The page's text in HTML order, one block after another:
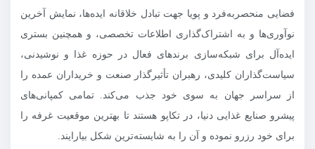
فضایی منحصربه‌فرد و پویا جهت تبادل خلاقانه ایده‌ها، نمایش آخرین
نوآوری‌ها و به اشتراک‌گذاری اطلاعات تخصصی، و همچنین بستری
ایده‌آل برای شبکه‌سازی برندهای فعال در حوزه غذا و نوشیدنی،
سیاست‌گذاران کلیدی، رهبران تأثیرگذار صنعت و خریداران عمده را
از سراسر جهان به سوی خود جذب می‌کند. تمامی کمپانی‌های
پیشرو صنایع غذایی دنیا، در تکاپو هستند تا بهترین موقعیت غرفه را
برای خود رزرو نموده و آن را به شایسته‌ترین شکل بیارایند.